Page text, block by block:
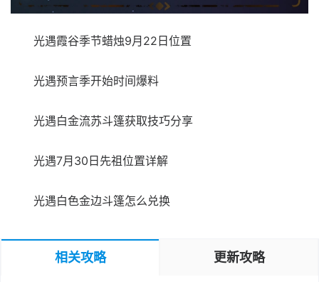
光遇霞谷季节蜡烛9月22日位置
光遇预言季开始时间爆料
光遇白金流苏斗篷获取技巧分享
光遇7月30日先祖位置详解
光遇白色金边斗篷怎么兑换
相关攻略 更新攻略